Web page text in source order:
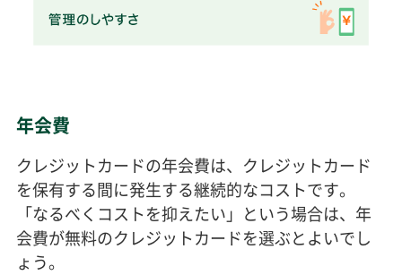
年会費
クレジットカードの年会費は、クレジットカード
を保有する間に発生する継続的なコストです。
「なるべくコストを抑えたい」という場合は、年
会費が無料のクレジットカードを選ぶとよいでし
ょう。